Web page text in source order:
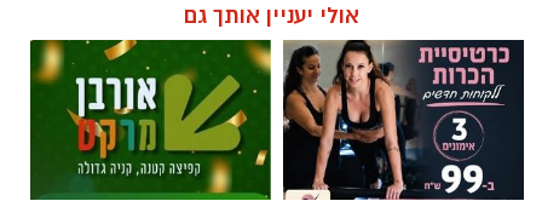
אולי יעניין אותך גם